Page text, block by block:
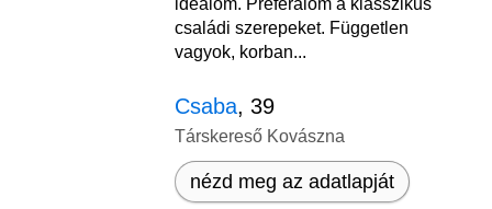
ideálom. Preferálom a klasszikus
családi szerepeket. Független
vagyok, korban...
Csaba, 39
Társkereső Kovászna
nézd meg az adatlapját